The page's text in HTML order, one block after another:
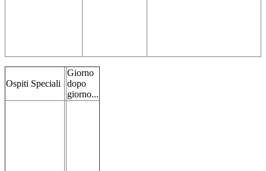
Ospiti Speciali
Giorno
dopo
giorno...